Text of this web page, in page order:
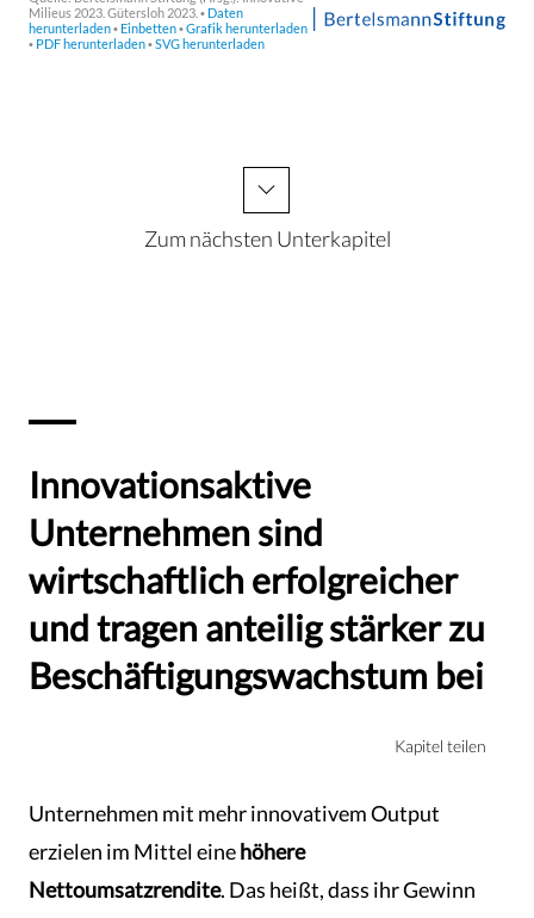
Zum nächsten Unterkapitel
Innovationsaktive
Unternehmen sind
wirtschaftlich erfolgreicher
und tragen anteilig stärker zu
Beschäftigungswachstum bei
Kapitel teilen
Unternehmen mit mehr innovativem Output
erzielen im Mittel einehöhere
Nettoumsatzrendite. Das heißt, dass ihr Gewinn